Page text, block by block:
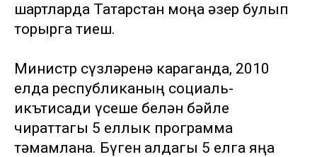
шартларда Татарстан моңа әзер булып
торырга тиеш.
Министр сүзләренә караганда, 2010
елда республиканың социаль-
икътисади үсеше белән бәйле
чираттагы 5 еллык программа
тәмамлана. Бүген алдагы 5 елга яңа